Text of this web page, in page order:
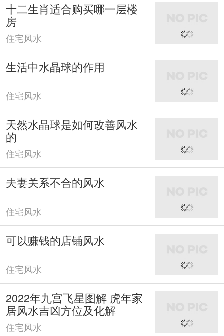
十二生肖适合购买哪一层楼
房
住宅风水
生活中水晶球的作用
住宅风水
天然水晶球是如何改善风水
的
住宅风水
夫妻关系不合的风水
住宅风水
可以赚钱的店铺风水
住宅风水
2022年九宫飞星图解 虎年家
居风水吉凶方位及化解
住宅风水